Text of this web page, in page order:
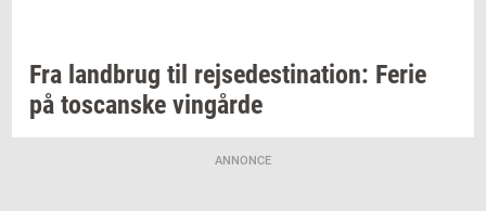
Fra land­brug til rej­se­desti­na­tion: Ferie
på toscan­ske vin­går­de
ANNONCE